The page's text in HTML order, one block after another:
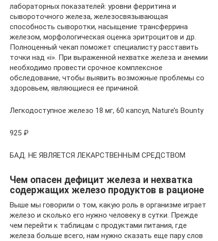
лабораторных показателей: уровни ферритина и
сывороточного железа, железосвязывающая
способность сыворотки, насыщение трансферрина
железом, морфологическая оценка эритроцитов и др.
Полноценный чекап поможет специалисту расставить
точки над «i». При выраженной нехватке железа и анемии
необходимо провести срочное комплексное
обследование, чтобы выявить возможные проблемы со
здоровьем, являющиеся ее причиной.
Легкодоступное железо 18 мг, 60 капсул, Nature’s Bounty
925 ₽
БАД. НЕ ЯВЛЯЕТСЯ ЛЕКАРСТВЕННЫМ СРЕДСТВОМ
Чем опасен дефицит железа и нехватка
содержащих железо продуктов в рационе
Выше мы говорили о том, какую роль в организме играет
железо и сколько его нужно человеку в сутки. Прежде
чем перейти к таблицам с продуктами питания, где
железа больше всего, нам нужно сказать еще пару слов